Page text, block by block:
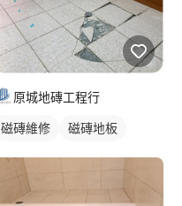
原城地磚工程行
磁磚維修 磁磚地板